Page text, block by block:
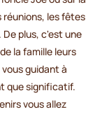
les fêtes
plus, c'est une
la famille leurs
guidant à
que significatif.
vous allez